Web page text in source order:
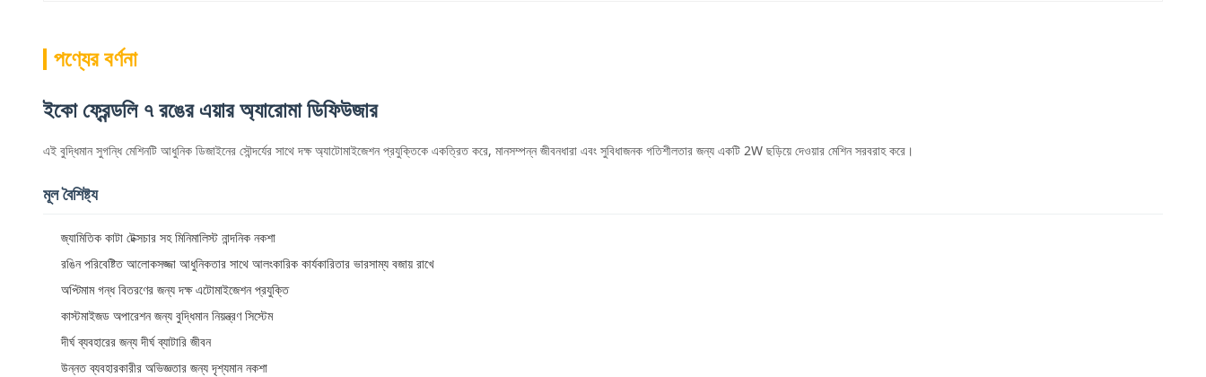
পণ্যের বর্ণনা
ইকো ফ্রেন্ডলি ৭ রঙের এয়ার অ্যারোমা ডিফিউজার
এই বুদ্ধিমান সুগন্ধি মেশিনটি আধুনিক ডিজাইনের সৌন্দর্যের সাথে দক্ষ অ্যাটোমাইজেশন প্রযুক্তিকে একত্রিত করে, মানসম্পন্ন জীবনধারা এবং সুবিধাজনক গতিশীলতার জন্য একটি 2W ছড়িয়ে দেওয়ার মেশিন সরবরাহ করে।
মূল বৈশিষ্ট্য
জ্যামিতিক কাটা টেক্সচার সহ মিনিমালিস্ট নান্দনিক নকশা
রঙিন পরিবেষ্টিত আলোকসজ্জা আধুনিকতার সাথে আলংকারিক কার্যকারিতার ভারসাম্য বজায় রাখে
অপ্টিমাম গন্ধ বিতরণের জন্য দক্ষ এটোমাইজেশন প্রযুক্তি
কাস্টমাইজড অপারেশন জন্য বুদ্ধিমান নিয়ন্ত্রণ সিস্টেম
দীর্ঘ ব্যবহারের জন্য দীর্ঘ ব্যাটারি জীবন
উন্নত ব্যবহারকারীর অভিজ্ঞতার জন্য দৃশ্যমান নকশা